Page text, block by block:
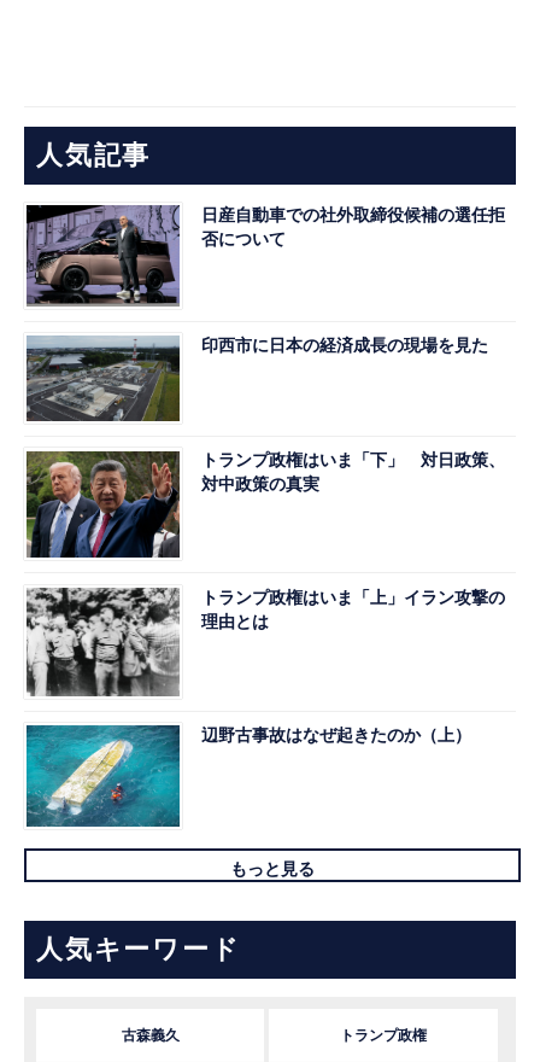
人気記事
日産自動車での社外取締役候補の選任拒
否について
印西市に日本の経済成長の現場を見た
トランプ政権はいま「下」 対日政策、
対中政策の真実
トランプ政権はいま「上」イラン攻撃の
理由とは
辺野古事故はなぜ起きたのか（上）
もっと見る
人気キーワード
古森義久 トランプ政権